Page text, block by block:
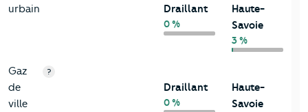
urbain
Draillant
0 %
Haute-
Savoie
3 %
Gaz
de
ville
?
Draillant
0 %
Haute-
Savoie